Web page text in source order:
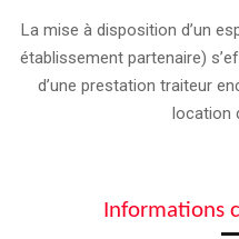
La mise à disposition d’un
établissement partenaire)
d’une prestation traiteur
location
Informations